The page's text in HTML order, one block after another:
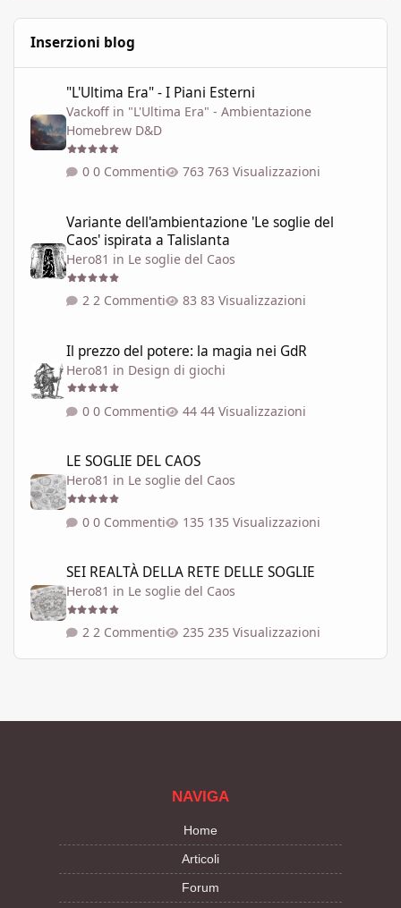
Inserzioni blog
"L'Ultima Era" - I Piani Esterni
Vackoff in "L'Ultima Era" - Ambientazione
Homebrew D&D
0 Commenti 763 Visualizzazioni
Variante dell'ambientazione 'Le soglie del
Caos' ispirata a Talislanta
Hero81 in Le soglie del Caos
2 Commenti 83 Visualizzazioni
Il prezzo del potere: la magia nei GdR
Hero81 in Design di giochi
0 Commenti 44 Visualizzazioni
LE SOGLIE DEL CAOS
Hero81 in Le soglie del Caos
0 Commenti 135 Visualizzazioni
SEI REALTÀ DELLA RETE DELLE SOGLIE
Hero81 in Le soglie del Caos
2 Commenti 235 Visualizzazioni
NAVIGA
Home
Articoli
Forum